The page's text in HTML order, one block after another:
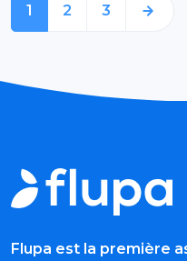
1 2 3
Flupa est la première